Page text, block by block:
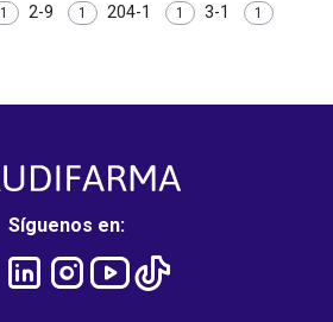
1 2-9 1 204-1 1 3-1 1
Síguenos en: